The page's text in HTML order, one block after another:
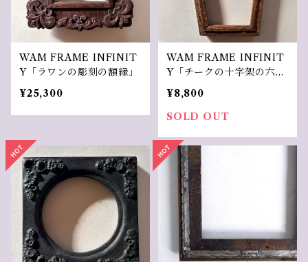
WAM FRAME INFINIT
Y「ラワンの彫刻の額縁」
¥25,300
WAM FRAME INFINIT
Y「チークの十字架の六角
の額縁」
¥8,800
SOLD OUT